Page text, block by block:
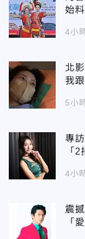
始
4小
北
我
5小
專
「
4小
震
「